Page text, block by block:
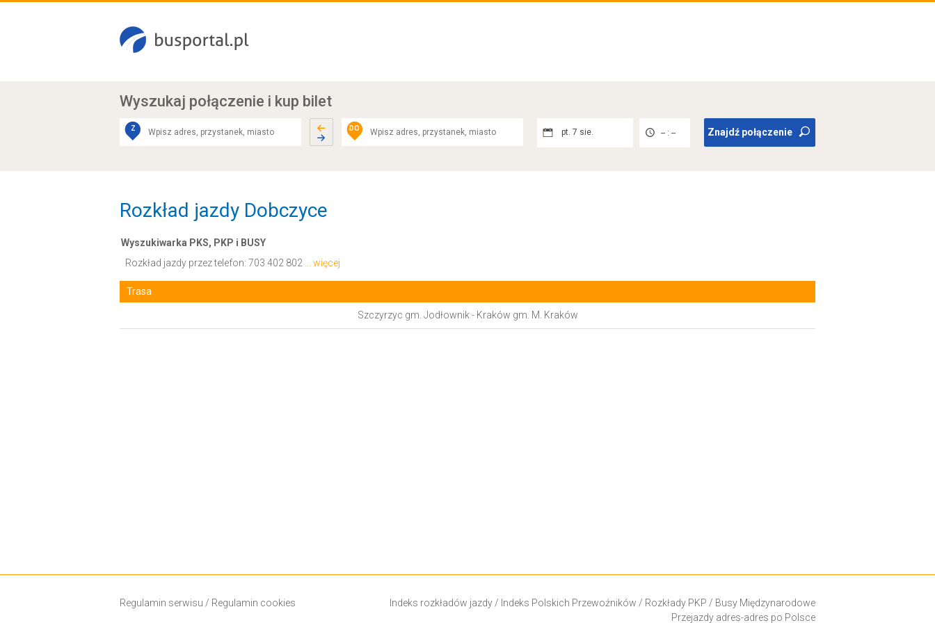
Wyszukaj połączenie i kup bilet
Z DO pt. 7 sie. -- : -- Znajdź połączenie
Rozkład jazdy Dobczyce
Wyszukiwarka PKS, PKP i BUSY
Rozkład jazdy przez telefon: 703 402 802 ... więcej
Trasa
Szczyrzyc gm. Jodłownik - Kraków gm. M. Kraków
Regulamin serwisu / Regulamin cookies Indeks rozkładów jazdy/ Indeks Polskich Przewoźników / Rozkłady PKP / Busy Międzynarodowe
Przejazdy adres-adres po Polsce